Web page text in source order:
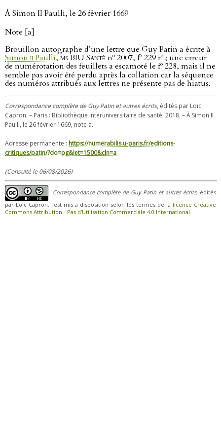
À Simon II Paulli, le 26 février 1669
Note [a]
Brouillon autographe d’une lettre que Guy Patin a écrite à
SimoniiPaulli,ms BIU Santé no 2007, fo 229 ro ; une erreur
de numérotation des feuillets a escamoté le fo 228, mais il ne
semble pas avoir été perdu après la collation car la séquence
des numéros attribués aux lettres ne présente pas de hiatus.
Correspondance complète de Guy Patin et autres écrits, édités par Loïc
Capron. – Paris : Bibliothèque interuniversitaire de santé, 2018. – À Simon II
Paulli, le 26 février 1669, note a.
Adresse permanente : https://numerabilis.u-paris.fr/editions-
critiques/patin/?do=pg&let=1500&cln=a
(Consulté le 06/08/2026)
"Correspondance complète de Guy Patin et autres écrits, édités
par Loïc Capron." est mis à disposition selon les termes de la licence Creative
Commons Attribution - Pas d’Utilisation Commerciale 4.0 International